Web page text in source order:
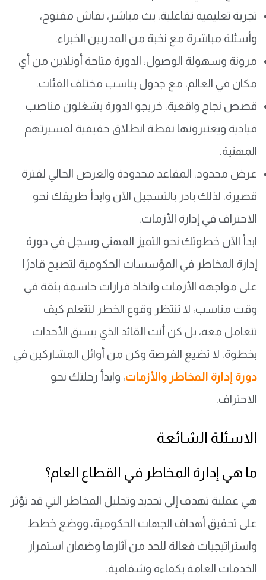
تجربة تعليمية تفاعلية: بث مباشر، نقاش مفتوح،
وأسئلة مباشرة مع نخبة من المدربين الخبراء.
مرونة وسهولة الوصول: الدورة متاحة أونلاين من أي
مكان في العالم، مع جدول يناسب مختلف الفئات.
قصص نجاح واقعية: خريجو الدورة يشغلون مناصب
قيادية ويعتبرونها نقطة انطلاق حقيقية لمسيرتهم
المهنية.
عرض محدود: المقاعد محدودة والعرض الحالي لفترة
قصيرة، لذلك بادر بالتسجيل الآن وابدأ طريقك نحو
الاحتراف في إدارة الأزمات.
ابدأ الآن خطوتك نحو التميز المهني وسجل في دورة
إدارة المخاطر في المؤسسات الحكومية لتصبح قادرًا
على مواجهة الأزمات واتخاذ قرارات حاسمة بثقة في
وقت مناسب، لا تنتظر وقوع الخطر لتتعلم كيف
تتعامل معه، بل كن أنت القائد الذي يسبق الأحداث
بخطوة، لا تضيع الفرصة وكن من أوائل المشاركين في
دورة إدارة المخاطر والأزمات، وابدأ رحلتك نحو
الاحتراف.
الاسئلة الشائعة
ما هي إدارة المخاطر في القطاع العام؟
هي عملية تهدف إلى تحديد وتحليل المخاطر التي قد تؤثر
على تحقيق أهداف الجهات الحكومية، ووضع خطط
واستراتيجيات فعالة للحد من آثارها وضمان استمرار
الخدمات العامة بكفاءة وشفافية.